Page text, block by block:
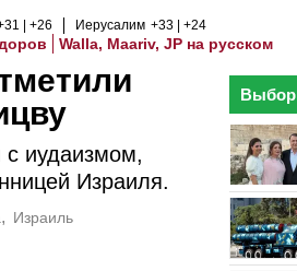
+26 Иерусалим +33 +24
Walla, Maariv, JP на русском
иудаизмом,
Израиля.
Израиль
Выбор